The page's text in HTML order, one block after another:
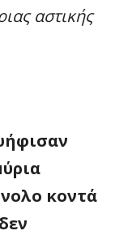
αστικής
κοντά